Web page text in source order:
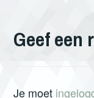
Geef een
Je moet